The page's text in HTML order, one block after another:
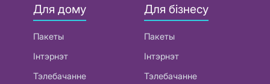
Для дому
Пакеты
Інтэрнэт
Тэлебачанне
Для бізнесу
Пакеты
Інтэрнэт
Тэлебачанне